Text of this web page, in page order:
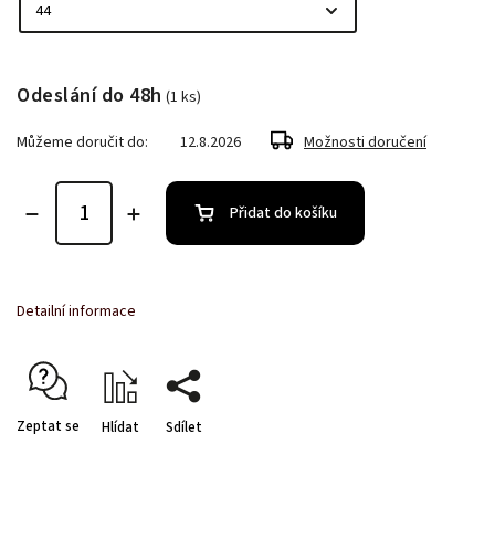
Odeslání do 48h (1 ks)
Můžeme doručit do: 12.8.2026 Možnosti doručení
Přidat do košíku
Detailní informace
Zeptat se Hlídat Sdílet